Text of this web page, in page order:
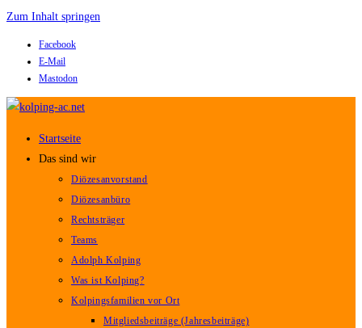
Zum Inhalt springen
Facebook
E-Mail
Mastodon
Startseite
Das sind wir
Diözesanvorstand
Diözesanbüro
Rechtsträger
Teams
Adolph Kolping
Was ist Kolping?
Kolpingsfamilien vor Ort
Mitgliedsbeiträge (Jahresbeiträge)